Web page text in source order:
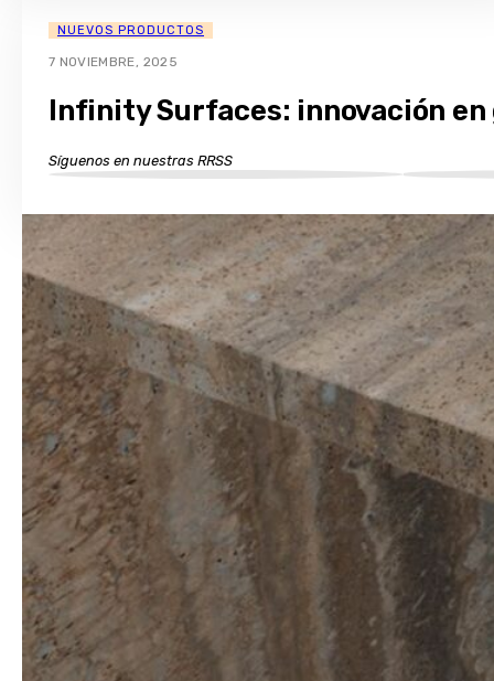
NUEVOS PRODUCTOS
7 NOVIEMBRE, 2025
Infinity Surfaces: innovación
Síguenos en nuestras RRSS